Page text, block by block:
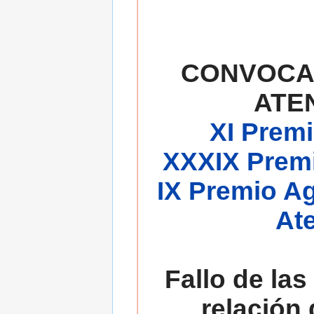
XI
XXXIX
IX Premio
Fallo de